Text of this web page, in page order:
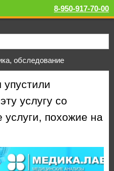
8-950-917-70-00
обследование
услугу со
услуги, похожие на